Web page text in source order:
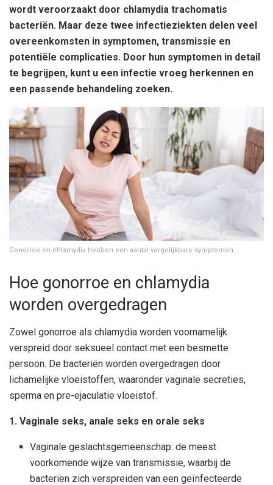
wordt veroorzaakt door chlamydia trachomatis
bacteriën. Maar deze twee infectieziekten delen veel
overeenkomsten in symptomen, transmissie en
potentiële complicaties. Door hun symptomen in detail
te begrijpen, kunt u een infectie vroeg herkennen en
een passende behandeling zoeken.
Gonorroe en chlamydia hebben een aantal vergelijkbare symptomen.
Hoe gonorroe en chlamydia
worden overgedragen
Zowel gonorroe als chlamydia worden voornamelijk
verspreid door seksueel contact met een besmette
persoon. De bacteriën worden overgedragen door
lichamelijke vloeistoffen, waaronder vaginale secreties,
sperma en pre-ejaculatie vloeistof.
1. Vaginale seks, anale seks en orale seks
Vaginale geslachtsgemeenschap: de meest
voorkomende wijze van transmissie, waarbij de
bacteriën zich verspreiden van een geïnfecteerde